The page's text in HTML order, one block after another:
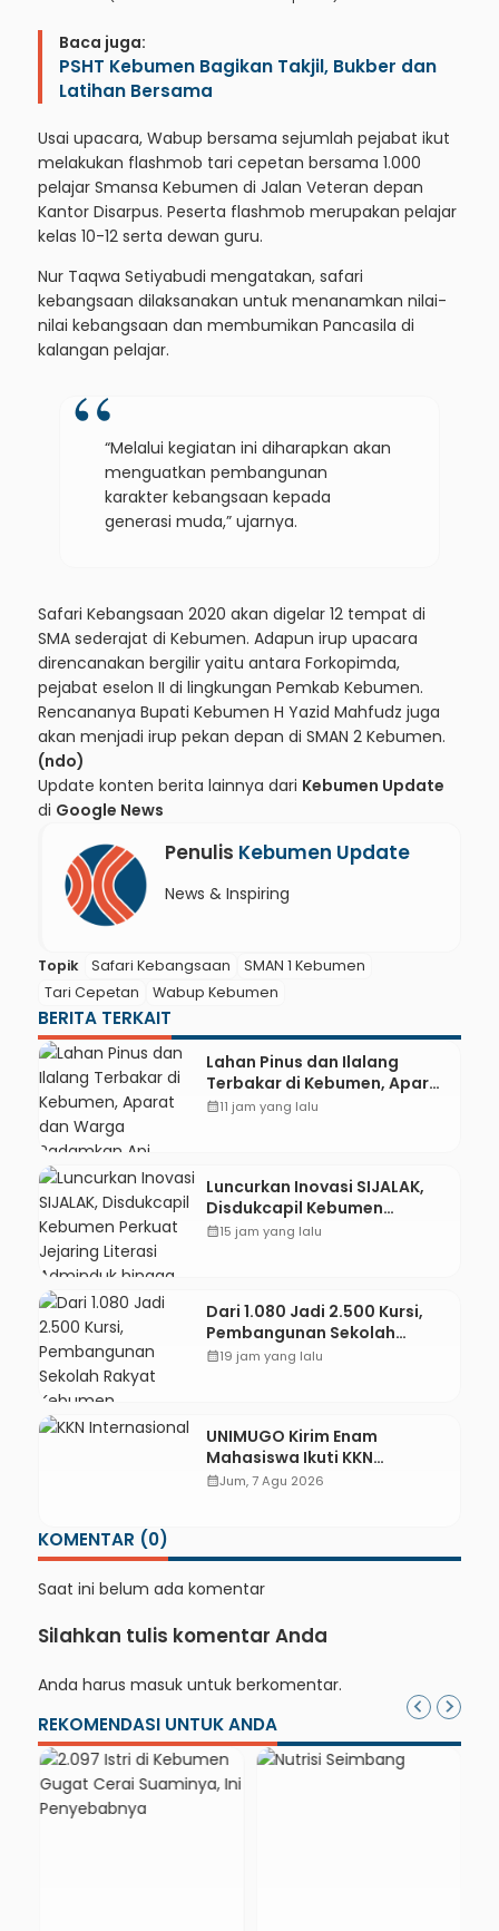
Baca juga:
PSHT Kebumen Bagikan Takjil, Bukber dan
Latihan Bersama
Usai upacara, Wabup bersama sejumlah pejabat ikut
melakukan flashmob tari cepetan bersama 1.000
pelajar Smansa Kebumen di Jalan Veteran depan
Kantor Disarpus. Peserta flashmob merupakan pelajar
kelas 10-12 serta dewan guru.
Nur Taqwa Setiyabudi mengatakan, safari
kebangsaan dilaksanakan untuk menanamkan nilai-
nilai kebangsaan dan membumikan Pancasila di
kalangan pelajar.
“Melalui kegiatan ini diharapkan akan
menguatkan pembangunan
karakter kebangsaan kepada
generasi muda,” ujarnya.
Safari Kebangsaan 2020 akan digelar 12 tempat di
SMA sederajat di Kebumen. Adapun irup upacara
direncanakan bergilir yaitu antara Forkopimda,
pejabat eselon II di lingkungan Pemkab Kebumen.
Rencananya Bupati Kebumen H Yazid Mahfudz juga
akan menjadi irup pekan depan di SMAN 2 Kebumen.
(ndo)
Update konten berita lainnya dari Kebumen Update
di Google News
Penulis Kebumen Update
News & Inspiring
Topik Safari Kebangsaan
SMAN 1 Kebumen
Tari Cepetan
Wabup Kebumen
BERITA TERKAIT
Lahan Pinus dan Ilalang
Terbakar di Kebumen, Aparat
dan Warga Padamkan Api
calendar_month11 jam yang lalu
Luncurkan Inovasi SIJALAK,
Disdukcapil Kebumen
Perkuat Jejaring Literasi
calendar_month15 jam yang lalu
Dari 1.080 Jadi 2.500 Kursi,
Pembangunan Sekolah
Rakyat Kebumen Ditargetkan
calendar_month19 jam yang lalu
UNIMUGO Kirim Enam
Mahasiswa Ikuti KKN
Internasional 2026 di ASEAN
calendar_monthJum, 7 Agu 2026
KOMENTAR (0)
Saat ini belum ada komentar
Silahkan tulis komentar Anda
Anda harus masuk untuk berkomentar.
REKOMENDASI UNTUK ANDA